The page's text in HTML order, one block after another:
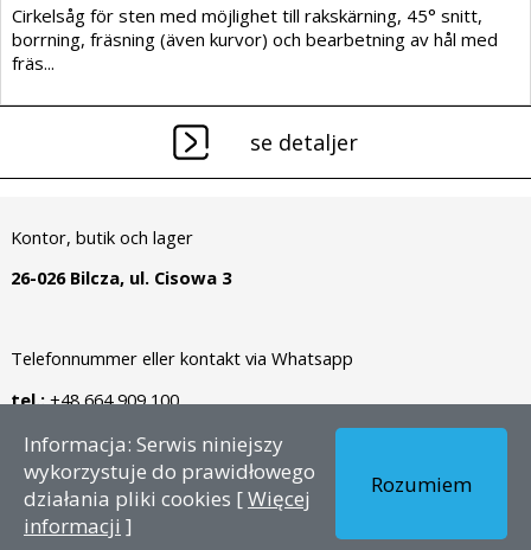
Cirkelsåg för sten med möjlighet till rakskärning, 45° snitt,
borrning, fräsning (även kurvor) och bearbetning av hål med
fräs...
se detaljer
Kontor, butik och lager
26-026 Bilcza, ul. Cisowa 3
Telefonnummer eller kontakt via Whatsapp
tel.:+48 664 909 100
Upphovsrätt © 2026 - SE – Dianormet - Alla rättigheter
förbehållna.
Informacja: Serwis niniejszy
wykorzystuje do prawidłowego
działania pliki cookies [Więcej
informacji ]
Rozumiem